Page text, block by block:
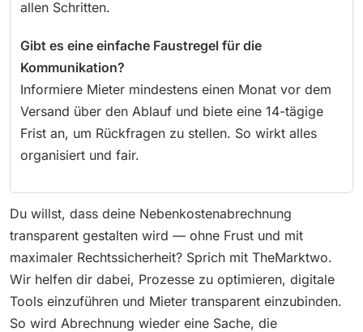
allen Schritten.
Gibt es eine einfache Faustregel für die
Kommunikation?
Informiere Mieter mindestens einen Monat vor dem
Versand über den Ablauf und biete eine 14-tägige
Frist an, um Rückfragen zu stellen. So wirkt alles
organisiert und fair.
Du willst, dass deine Nebenkostenabrechnung
transparent gestalten wird — ohne Frust und mit
maximaler Rechtssicherheit? Sprich mit TheMarktwo.
Wir helfen dir dabei, Prozesse zu optimieren, digitale
Tools einzuführen und Mieter transparent einzubinden.
So wird Abrechnung wieder eine Sache, die